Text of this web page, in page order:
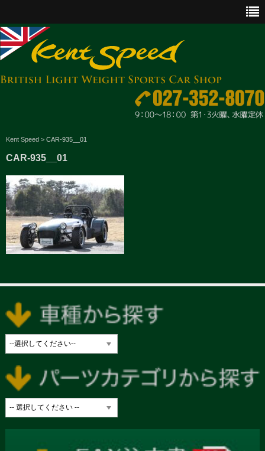
CAR SALES
PARTS
ENGINE MAINTENANCE
OTHER WORKS
GOODS & ACCESSORIES
Kent Speed > CAR-935__01
CAR-935__01